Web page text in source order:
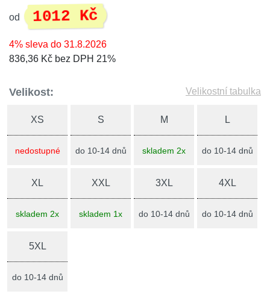
od 1012 Kč
4% sleva do 31.8.2026
836,36 Kč bez DPH 21%
Velikost: Velikostní tabulka
XS
nedostupné
S
do 10-14 dnů
M
skladem 2x
L
do 10-14 dnů
XL
skladem 2x
XXL
skladem 1x
3XL
do 10-14 dnů
4XL
do 10-14 dnů
5XL
do 10-14 dnů